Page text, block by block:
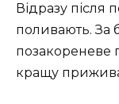
Відразу після
поливають. За
позакореневе
кращу